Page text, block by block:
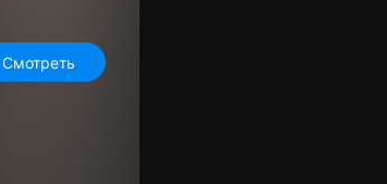
Смотреть